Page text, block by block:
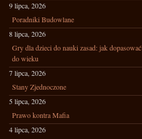
9 lipca, 2026
Poradniki Budowlane
8 lipca, 2026
Gry dla dzieci do nauki zasad: jak dopasować
do wieku
7 lipca, 2026
Stany Zjednoczone
5 lipca, 2026
Prawo kontra Mafia
4 lipca, 2026